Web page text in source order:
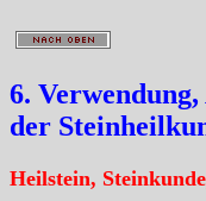
6.
der
Heilstein,